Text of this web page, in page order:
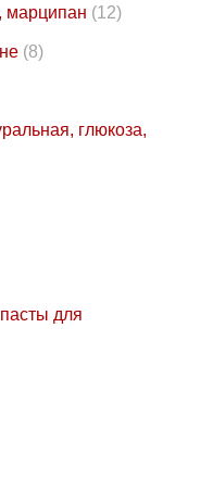
марципан (12)
(8)
глюкоза,
для